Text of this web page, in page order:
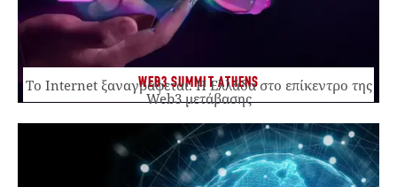
WEB3 SUMMIT ATHENS
Το Internet ξαναγράφεται. Η Ελλάδα στο επίκεντρο της
Web3 μετάβασης